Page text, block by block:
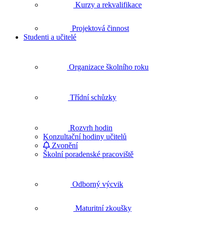
Kurzy a rekvalifikace
Projektová činnost
Studenti a učitelé
Organizace školního roku
Třídní schůzky
Rozvrh hodin
Konzultační hodiny učitelů
Zvonění
Školní poradenské pracoviště
Odborný výcvik
Maturitní zkoušky